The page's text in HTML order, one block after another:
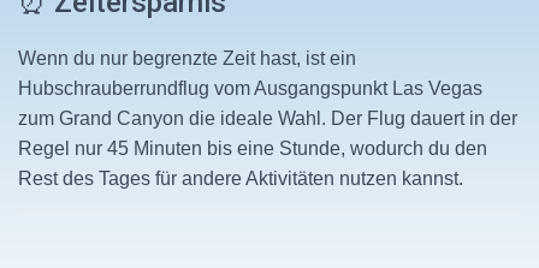
Wenn du nur begrenzte Zeit hast, ist ein
Hubschrauberrundflug vom Ausgangspunkt Las Vegas
zum Grand Canyon die ideale Wahl. Der Flug dauert in der
Regel nur 45 Minuten bis eine Stunde, wodurch du den
Rest des Tages für andere Aktivitäten nutzen kannst.